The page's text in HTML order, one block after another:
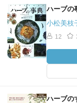
ハーブの
小松美枝
12
ハーブの